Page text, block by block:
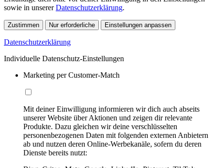
sowie in unsererDatenschutzerklärung.
Zustimmen Nur erforderliche Einstellungen anpassen
Datenschutzerklärung
Individuelle Datenschutz-Einstellungen
Marketing per Customer-Match
Mit deiner Einwilligung informieren wir dich auch abseits
unserer Website über Aktionen und zeigen dir relevante
Produkte. Dazu gleichen wir deine verschlüsselten
personenbezogenen Daten mit folgenden externen Anbietern
ab und nutzen deren Online-Werbekanäle, sofern du deren
Dienste bereits nutzt: